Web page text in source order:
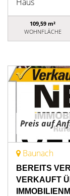
109,59 m²
WOHNFLÄCHE
Preis auf
Baunach
BEREITS
VERKAUFT